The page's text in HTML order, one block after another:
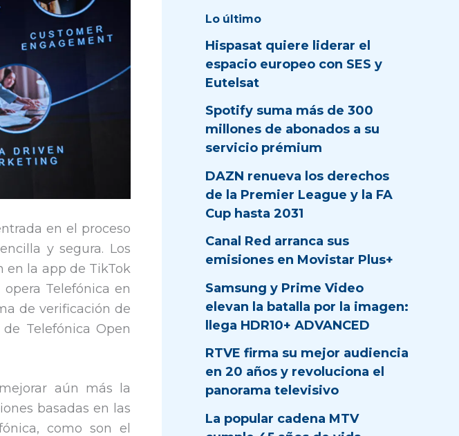
en el proceso
y segura. Los
en la app de TikTok
Telefónica en
de verificación de
Telefónica Open
mejorar aún más la
basadas en las
como son el
Lo último
Hispasat quiere liderar el
espacio europeo con SES y
Eutelsat
Spotify suma más de 300
millones de abonados a su
servicio prémium
DAZN renueva los derechos
de la Premier League y la FA
Cup hasta 2031
Canal Red arranca sus
emisiones en Movistar Plus+
Samsung y Prime Video
elevan la batalla por la imagen:
llega HDR10+ ADVANCED
RTVE firma su mejor audiencia
en 20 años y revoluciona el
panorama televisivo
La popular cadena MTV